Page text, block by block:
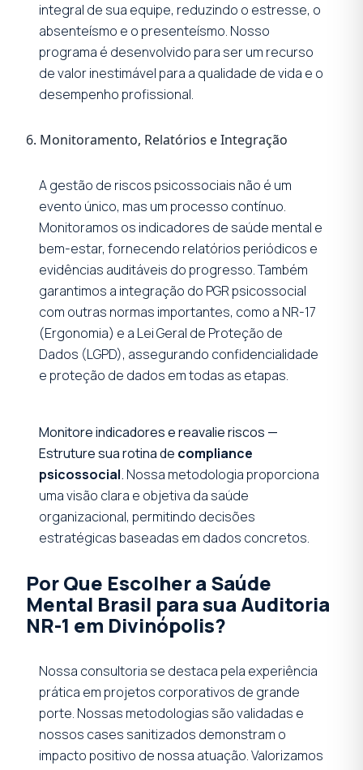
integral de sua equipe, reduzindo o estresse, o
absenteísmo e o presenteísmo. Nosso
programa é desenvolvido para ser um recurso
de valor inestimável para a qualidade de vida e o
desempenho profissional.
6. Monitoramento, Relatórios e Integração
A gestão de riscos psicossociais não é um
evento único, mas um processo contínuo.
Monitoramos os indicadores de saúde mental e
bem-estar, fornecendo relatórios periódicos e
evidências auditáveis do progresso. Também
garantimos a integração do PGR psicossocial
com outras normas importantes, como a NR-17
(Ergonomia) e a Lei Geral de Proteção de
Dados (LGPD), assegurando confidencialidade
e proteção de dados em todas as etapas.
Monitore indicadores e reavalie riscos —
Estruture sua rotina de compliance
psicossocial. Nossa metodologia proporciona
uma visão clara e objetiva da saúde
organizacional, permitindo decisões
estratégicas baseadas em dados concretos.
Por Que Escolher a Saúde
Mental Brasil para sua Auditoria
NR-1 em Divinópolis?
Nossa consultoria se destaca pela experiência
prática em projetos corporativos de grande
porte. Nossas metodologias são validadas e
nossos cases sanitizados demonstram o
impacto positivo de nossa atuação. Valorizamos